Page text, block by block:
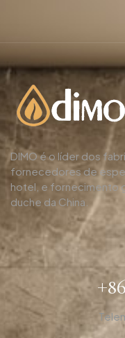
DIMO é o líder dos
fornecedores de
hotel, e fornecimento
duche da China.